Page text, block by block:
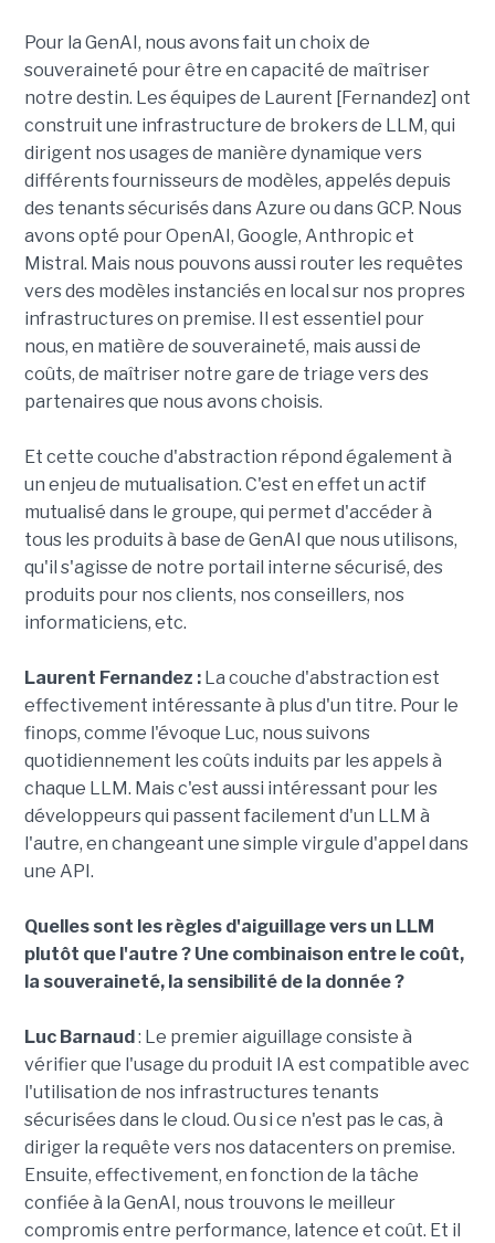
Pour la GenAI, nous avons fait un choix de
souveraineté pour être en capacité de maîtriser
notre destin. Les équipes de Laurent [Fernandez] ont
construit une infrastructure de brokers de LLM, qui
dirigent nos usages de manière dynamique vers
différents fournisseurs de modèles, appelés depuis
des tenants sécurisés dans Azure ou dans GCP. Nous
avons opté pour OpenAI, Google, Anthropic et
Mistral. Mais nous pouvons aussi router les requêtes
vers des modèles instanciés en local sur nos propres
infrastructures on premise. Il est essentiel pour
nous, en matière de souveraineté, mais aussi de
coûts, de maîtriser notre gare de triage vers des
partenaires que nous avons choisis.
Et cette couche d'abstraction répond également à
un enjeu de mutualisation. C'est en effet un actif
mutualisé dans le groupe, qui permet d'accéder à
tous les produits à base de GenAI que nous utilisons,
qu'il s'agisse de notre portail interne sécurisé, des
produits pour nos clients, nos conseillers, nos
informaticiens, etc.
Laurent Fernandez :La couche d'abstraction est
effectivement intéressante à plus d'un titre. Pour le
finops, comme l'évoque Luc, nous suivons
quotidiennement les coûts induits par les appels à
chaque LLM. Mais c'est aussi intéressant pour les
développeurs qui passent facilement d'un LLM à
l'autre, en changeant une simple virgule d'appel dans
une API.
Quelles sont les règles d'aiguillage vers un LLM
plutôt que l'autre ? Une combinaison entre le coût,
la souveraineté, la sensibilité de la donnée ?
Luc Barnaud : Le premier aiguillage consiste à
vérifier que l'usage du produit IA est compatible avec
l'utilisation de nos infrastructures tenants
sécurisées dans le cloud. Ou si ce n'est pas le cas, à
diriger la requête vers nos datacenters on premise.
Ensuite, effectivement, en fonction de la tâche
confiée à la GenAI, nous trouvons le meilleur
compromis entre performance, latence et coût. Et il